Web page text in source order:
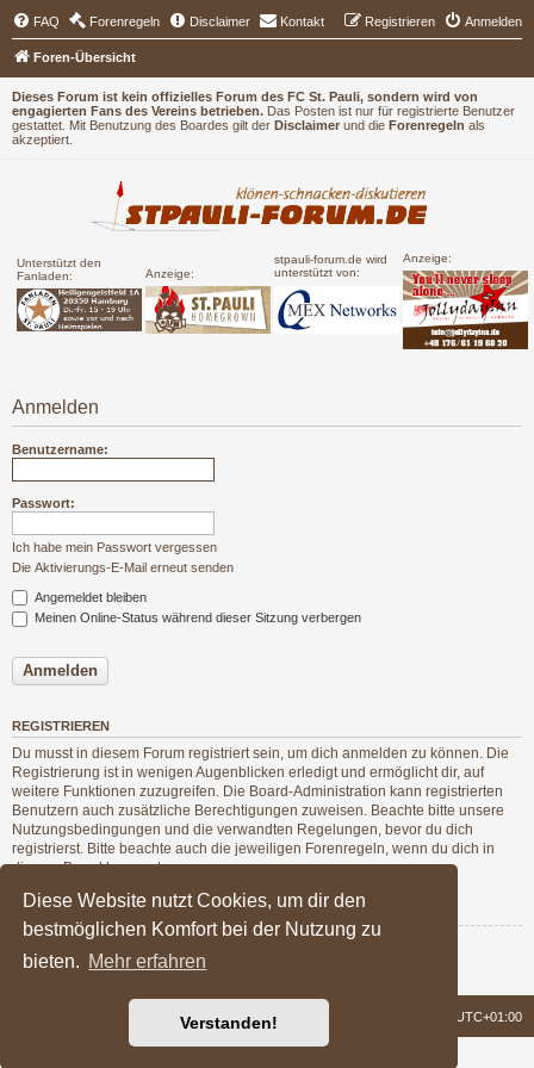
Diese Website nutzt Cookies, um dir den
bestmöglichen Komfort bei der Nutzung zu
bieten. Mehr erfahren
Verstanden!
Dieses Forum ist kein offizielles Forum des FC St. Pauli, sondern wird von
engagierten Fans des Vereins betrieben. Das Posten ist nur für registrierte Benutzer
gestattet. Mit Benutzung des Boardes gilt der Disclaimer und die Forenregeln als
akzeptiert.
Unterstützt den
Fanladen:
Anzeige:
stpauli-forum.de wird
unterstützt von:
Anzeige:
FAQ Forenregeln Disclaimer Kontakt Anmelden
Registrieren
Foren-Übersicht
Anmelden
Benutzername:
Passwort:
Ich habe mein Passwort vergessen
Die Aktivierungs-E-Mail erneut senden
Angemeldet bleiben
Meinen Online-Status während dieser Sitzung verbergen
REGISTRIEREN
Du musst in diesem Forum registriert sein, um dich anmelden zu können. Die
Registrierung ist in wenigen Augenblicken erledigt und ermöglicht dir, auf
weitere Funktionen zuzugreifen. Die Board-Administration kann registrierten
Benutzern auch zusätzliche Berechtigungen zuweisen. Beachte bitte unsere
Nutzungsbedingungen und die verwandten Regelungen, bevor du dich
registrierst. Bitte beachte auch die jeweiligen Forenregeln, wenn du dich in
diesem Board bewegst.
Nutzungsbedingungen|Datenschutzerklärung
Registrieren
UTC+01:00
Powered byphpBB® Forum Software © phpBB Limited